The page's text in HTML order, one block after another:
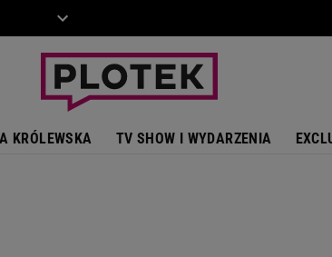
KRÓLEWSKA TV SHOW I WYDARZENIA